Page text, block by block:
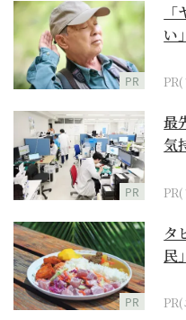
PR
い
PR
最
気
PR
タ
民